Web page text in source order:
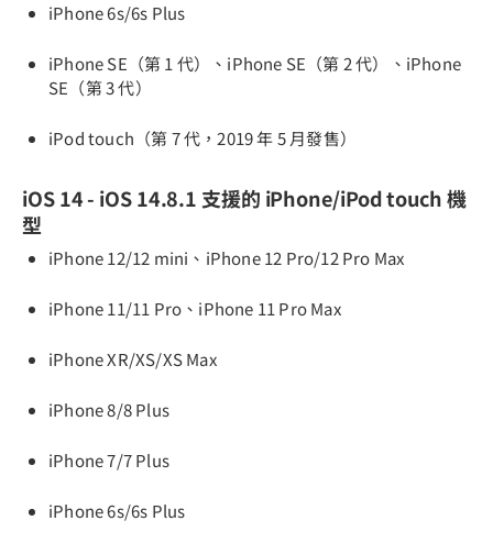
iPhone 6s/6s Plus
iPhone SE（第 1 代）、iPhone SE（第 2 代）、iPhone
SE（第 3 代）
iPod touch（第 7 代，2019 年 5 月發售）
iOS 14 - iOS 14.8.1 支援的 iPhone/iPod touch 機
型
iPhone 12/12 mini、iPhone 12 Pro/12 Pro Max
iPhone 11/11 Pro、iPhone 11 Pro Max
iPhone XR/XS/XS Max
iPhone 8/8 Plus
iPhone 7/7 Plus
iPhone 6s/6s Plus